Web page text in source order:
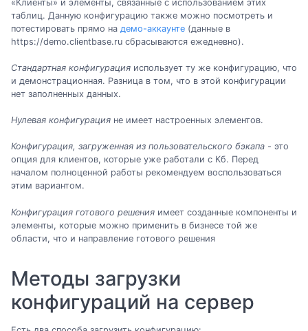
«Клиенты» и элементы, связанные с использованием этих
таблиц. Данную конфигурацию также можно посмотреть и
потестировать прямо на демо-аккаунте (данные в
https://demo.clientbase.ru сбрасываются ежедневно).
Стандартная конфигурация использует ту же конфигурацию, что
и демонстрационная. Разница в том, что в этой конфигурации
нет заполненных данных.
Нулевая конфигурация не имеет настроенных элементов.
Конфигурация, загруженная из пользовательского бэкапа - это
опция для клиентов, которые уже работали с Кб. Перед
началом полноценной работы рекомендуем воспользоваться
этим вариантом.
Конфигурация готового решения имеет созданные компоненты и
элементы, которые можно применить в бизнесе той же
области, что и направление готового решения
Методы загрузки
конфигураций на сервер